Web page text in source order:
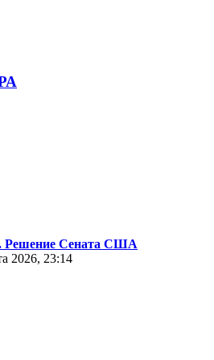
Решение Сената США
2026, 23:14